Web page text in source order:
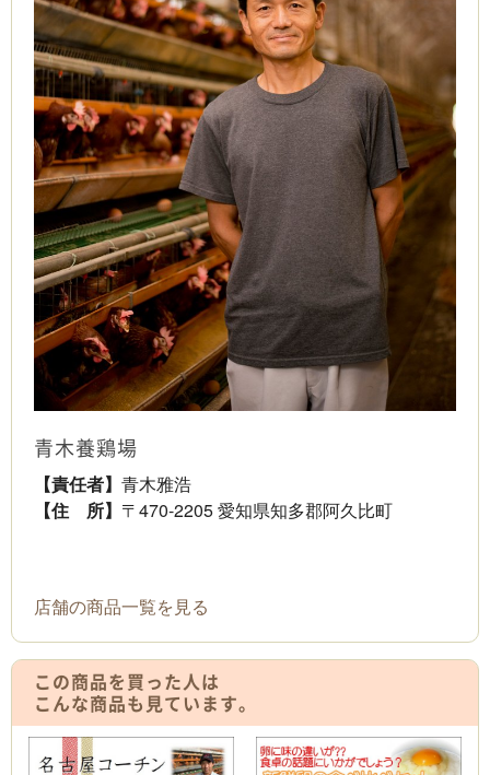
青木養鶏場
【責任者】 青木雅浩
【住 所】 〒470-2205 愛知県知多郡阿久比町
店舗の商品一覧を見る
この商品を買った人は
こんな商品も見ています。